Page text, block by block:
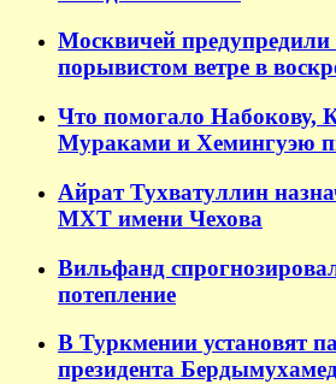
Москвичей предупредили
порывистом ветре в
Что помогало Набокову,
Мураками и Хемингуэю
Айрат Тухватуллин
МХТ имени Чехова
Вильфанд
потепление
В Туркмении установят
президента